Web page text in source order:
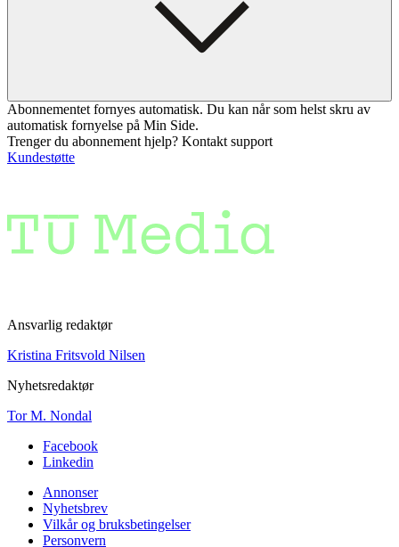
Abonnementet fornyes automatisk. Du kan når som helst skru av
automatisk fornyelse på Min Side.
Trenger du abonnement hjelp? Kontakt support
Kundestøtte
Ansvarlig redaktør
Kristina Fritsvold Nilsen
Nyhetsredaktør
Tor M. Nondal
Facebook
Linkedin
Annonser
Nyhetsbrev
Vilkår og bruksbetingelser
Personvern